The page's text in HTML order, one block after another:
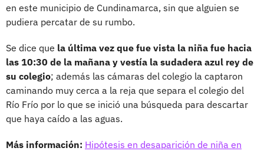
en este municipio de Cundinamarca, sin que alguien se
pudiera percatar de su rumbo.
Se dice que la última vez que fue vista la niña fue hacia
las 10:30 de la mañana y vestía la sudadera azul rey de
su colegio; además las cámaras del colegio la captaron
caminando muy cerca a la reja que separa el colegio del
Río Frío por lo que se inició una búsqueda para descartar
que haya caído a las aguas.
Más información: Hipótesis en desaparición de niña en